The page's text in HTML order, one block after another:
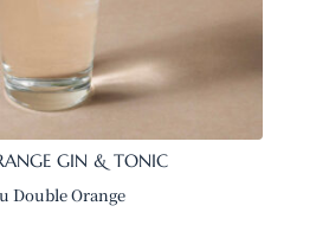
GIN & TONIC
Double Orange